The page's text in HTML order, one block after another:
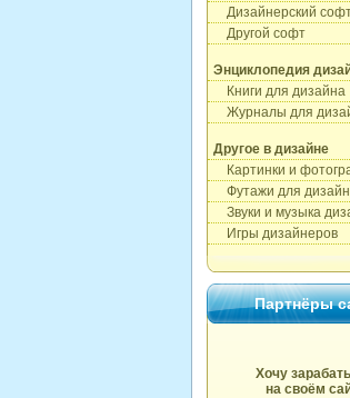
Дизайнерский
Другой софт
Энциклопедия
Книги для дизайна
Журналы для
Другое в дизайне
Картинки и
Футажи для
Звуки и музыка
Игры дизайнеров
Партнёры
Хочу
на своём